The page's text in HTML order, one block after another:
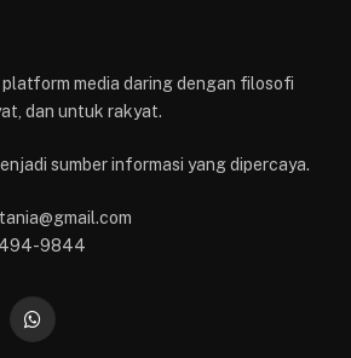
platform media daring dengan filosofi
dan untuk rakyat.
sumber informasi yang dipercaya.
9844
WhatsApp